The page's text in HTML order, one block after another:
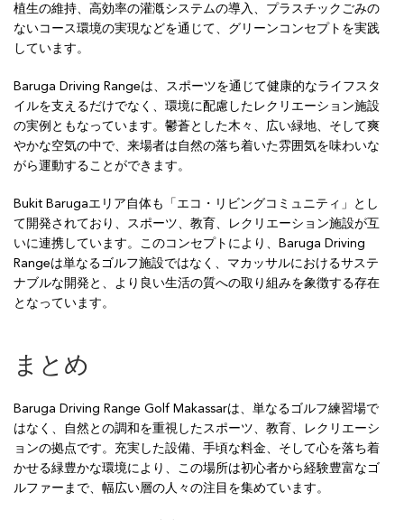
植生の維持、高効率の灌漑システムの導入、プラスチックごみの
ないコース環境の実現などを通じて、グリーンコンセプトを実践
しています。
Baruga Driving Rangeは、スポーツを通じて健康的なライフスタ
イルを支えるだけでなく、環境に配慮したレクリエーション施設
の実例ともなっています。鬱蒼とした木々、広い緑地、そして爽
やかな空気の中で、来場者は自然の落ち着いた雰囲気を味わいな
がら運動することができます。
Bukit Barugaエリア自体も「エコ・リビングコミュニティ」とし
て開発されており、スポーツ、教育、レクリエーション施設が互
いに連携しています。このコンセプトにより、Baruga Driving
Rangeは単なるゴルフ施設ではなく、マカッサルにおけるサステ
ナブルな開発と、より良い生活の質への取り組みを象徴する存在
となっています。
まとめ
Baruga Driving Range Golf Makassarは、単なるゴルフ練習場で
はなく、自然との調和を重視したスポーツ、教育、レクリエーシ
ョンの拠点です。充実した設備、手頃な料金、そして心を落ち着
かせる緑豊かな環境により、この場所は初心者から経験豊富なゴ
ルファーまで、幅広い層の人々の注目を集めています。